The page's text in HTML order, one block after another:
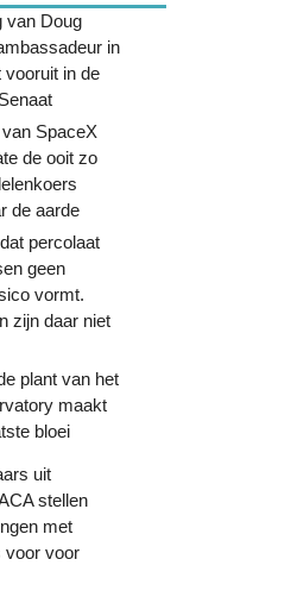
van Doug
in
vooruit in de
SpaceX
de ooit zo
de aarde
percolaat
geen
vormt.
zijn daar niet
plant van het
maakt
bloei
uit
stellen
met
voor voor